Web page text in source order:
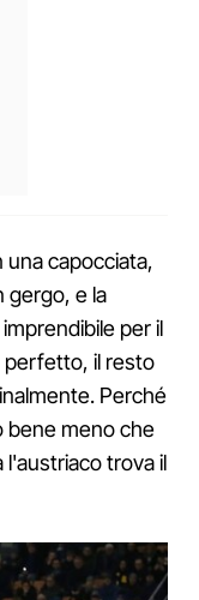
capocciata,
gergo, e la
per il
perfetto, il resto
Perché
bene meno che
trova il